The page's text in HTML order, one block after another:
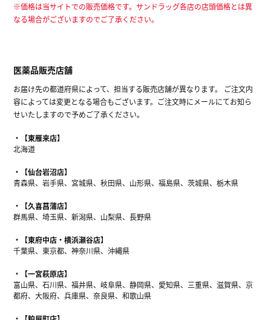
※価格は当サイトでの販売価格です。サンドラッグ各店の店頭価格とは異
なる場合がございますのでご了承ください。
医薬品販売店舗
お届け先の都道府県によって、担当する販売店舗が異なります。 ご注文内
容によっては変更となる場合もございます。ご注文時にメールにてお知ら
せいたしますので予めご了承ください。
【東雁来店】
北海道
【仙台岩沼店】
青森県、岩手県、宮城県、秋田県、山形県、福島県、茨城県、栃木県
【久喜菖蒲店】
群馬県、埼玉県、新潟県、山梨県、長野県
【東府中店・横浜瀬谷店】
千葉県、東京都、神奈川県、沖縄県
【一宮萩原店】
富山県、石川県、福井県、岐阜県、静岡県、愛知県、三重県、滋賀県、京
都府、大阪府、兵庫県、奈良県、和歌山県